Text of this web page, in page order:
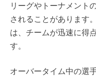
リーグやトーナメント
されることがあります
は、チームが迅速に得
す。
オーバータイム中の選